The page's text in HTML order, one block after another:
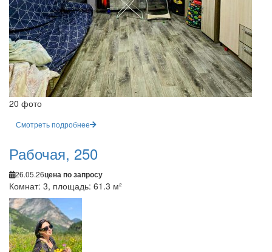
20 фото
Смотреть подробнее
Рабочая, 250
26.05.26цена по запросу
Комнат: 3, площадь: 61.3 м²